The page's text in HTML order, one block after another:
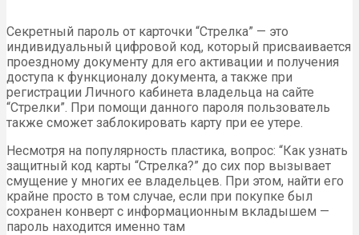
Секретный пароль от карточки “Стрелка” — это
индивидуальный цифровой код, который присваивается
проездному документу для его активации и получения
доступа к функционалу документа, а также при
регистрации Личного кабинета владельца на сайте
“Стрелки”. При помощи данного пароля пользователь
также сможет заблокировать карту при ее утере.
Несмотря на популярность пластика, вопрос: “Как узнать
защитный код карты “Стрелка?” до сих пор вызывает
смущение у многих ее владельцев. При этом, найти его
крайне просто в том случае, если при покупке был
сохранен конверт с информационным вкладышем —
пароль находится именно там